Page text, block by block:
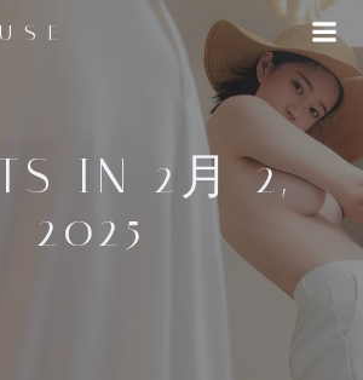
へ
ス
キ
ッ
IN 2月 2,
2025